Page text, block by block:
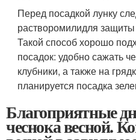
Перед посадкой лунку
растворомилидля
Такой способ хорошо
посадок: удобно сажать
клубники, а также на
планируется посадка
Благоприятные
чеснока весной.